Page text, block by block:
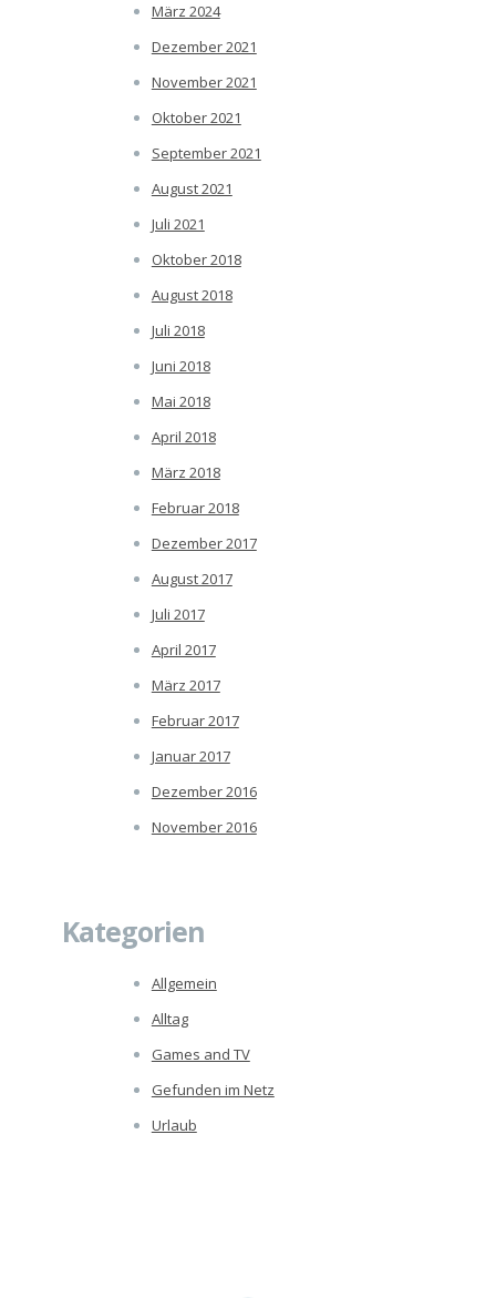
März 2024
Dezember 2021
November 2021
Oktober 2021
September 2021
August 2021
Juli 2021
Oktober 2018
August 2018
Juli 2018
Juni 2018
Mai 2018
April 2018
März 2018
Februar 2018
Dezember 2017
August 2017
Juli 2017
April 2017
März 2017
Februar 2017
Januar 2017
Dezember 2016
November 2016
Kategorien
Allgemein
Alltag
Games and TV
Gefunden im Netz
Urlaub